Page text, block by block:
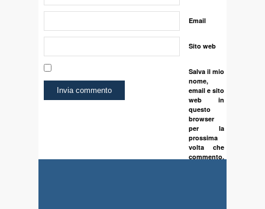
Email
Sito web
Salva il mio
nome,
email e sito
web in
questo
browser
per la
prossima
volta che
commento.